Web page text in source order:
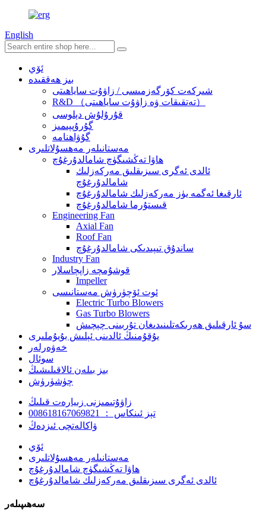
English
ئۆي
بىز ھەققىدە
شىركەت كۆرگەزمىسى / زاۋۇت ساياھىتى
R&D （تەتقىقات ۋە زاۋۇت ساياھىتى）
قۇرۇلۇش دېلوسى
گۇرۇپپىمىز
گۇۋاھنامە
مەستانىلەر مەھسۇلاتلىرى
ھاۋا تەڭشىگۈچ شامالدۇرغۇچ
ئالدى ئەگرى سىزىقلىق مەركەزلىك
شامالدۇرغۇچ
ئارقىغا ئەگمە يۈز مەركەزلىك شامالدۇرغۇچ
قىستۇرما شامالدۇرغۇچ
Engineering Fan
Axial Fan
Roof Fan
ساندۇق تىپىدىكى شامالدۇرغۇچ
Industry Fan
قوشۇمچە زاپچاسلار
Impeller
ئوت ئۆچۈرۈش مەستانىسى
Electric Turbo Blowers
Gas Turbo Blowers
سۇ ئارقىلىق ھەرىكەتلىنىدىغان تۇربىنى چېچىش
يۇقۇمنىڭ ئالدىنى ئېلىش بۇيۇملىرى
خەۋەرلەر
سوئال
بىز بىلەن ئالاقىلىشىڭ
چۈشۈرۈش
زاۋۇتىمىزنى زىيارەت قىلىڭ
تېز ئىنكاس ： 008618167069821
ۋاكالەتچى ئىزدەڭ
ئۆي
مەستانىلەر مەھسۇلاتلىرى
ھاۋا تەڭشىگۈچ شامالدۇرغۇچ
ئالدى ئەگرى سىزىقلىق مەركەزلىك شامالدۇرغۇچ
سەھىپىلەر